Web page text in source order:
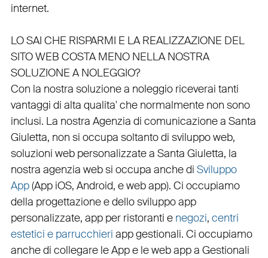
internet.
LO SAI CHE RISPARMI E LA REALIZZAZIONE DEL
SITO WEB COSTA MENO NELLA NOSTRA
SOLUZIONE A NOLEGGIO?
Con la nostra soluzione a noleggio riceverai tanti
vantaggi di alta qualita' che normalmente non sono
inclusi. La nostra Agenzia di comunicazione a Santa
Giuletta, non si occupa soltanto di sviluppo web,
soluzioni web personalizzate a Santa Giuletta, la
nostra agenzia websi occupa anche di Sviluppo
App(App iOS, Android, eweb app). Ci occupiamo
della progettazionee dellosviluppo app
personalizzate, app per ristoranti e negozi, centri
estetici e parrucchieri app gestionali. Ci occupiamo
anche di collegareleAppe leweb appa Gestionali